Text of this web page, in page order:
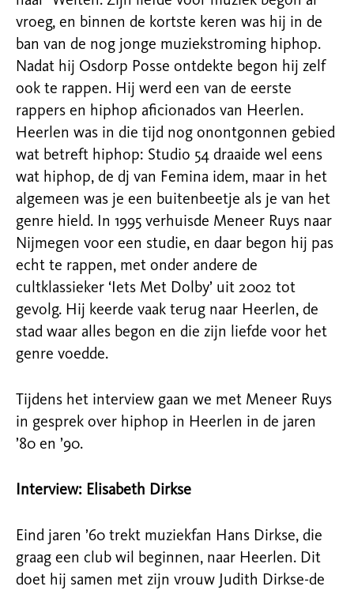
vroeg, en binnen de kortste keren was hij in de
ban van de nog jonge muziekstroming hiphop.
Nadat hij Osdorp Posse ontdekte begon hij zelf
ook te rappen. Hij werd een van de eerste
rappers en hiphop aficionados van Heerlen.
Heerlen was in die tijd nog onontgonnen gebied
wat betreft hiphop: Studio 54 draaide wel eens
wat hiphop, de dj van Femina idem, maar in het
algemeen was je een buitenbeetje als je van het
genre hield. In 1995 verhuisde Meneer Ruys naar
Nijmegen voor een studie, en daar begon hij pas
echt te rappen, met onder andere de
cultklassieker ‘Iets Met Dolby’ uit 2002 tot
gevolg. Hij keerde vaak terug naar Heerlen, de
stad waar alles begon en die zijn liefde voor het
genre voedde.
Tijdens het interview gaan we met Meneer Ruys
in gesprek over hiphop in Heerlen in de jaren
’80 en ’90.
Interview: Elisabeth Dirkse
Eind jaren ’60 trekt muziekfan Hans Dirkse, die
graag een club wil beginnen, naar Heerlen. Dit
doet hij samen met zijn vrouw Judith Dirkse-de